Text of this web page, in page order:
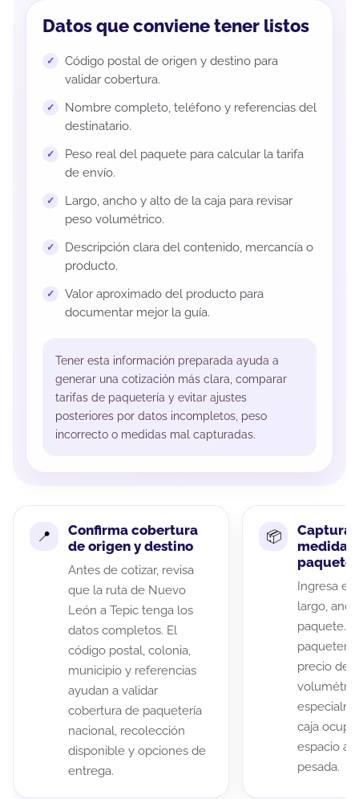
Datos que conviene tener listos
Código postal de origen y destino para
validar cobertura.
Nombre completo, teléfono y referencias del
destinatario.
Peso real del paquete para calcular la tarifa
de envío.
Largo, ancho y alto de la caja para revisar
peso volumétrico.
Descripción clara del contenido, mercancía o
producto.
Valor aproximado del producto para
documentar mejor la guía.
Tener esta información preparada ayuda a
generar una cotización más clara, comparar
tarifas de paquetería y evitar ajustes
posteriores por datos incompletos, peso
incorrecto o medidas mal capturadas.
Confirma cobertura
de origen y destino
Antes de cotizar, revisa
que la ruta de Nuevo
León a Tepic tenga los
datos completos. El
código postal, colonia,
municipio y referencias
ayudan a validar
cobertura de paquetería
nacional, recolección
disponible y opciones de
entrega.
Captura
medidas
paquete
Ingresa el
largo,
paquete.
precio de
caja
espacio
pesada.